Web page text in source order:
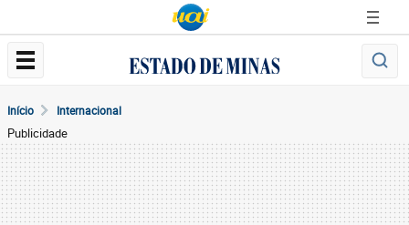
Início Internacional
Publicidade